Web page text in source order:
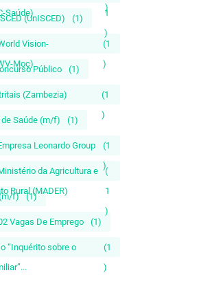
)
Saúde)
1
)
(UnISCED) (1)
Vision-
Moç)
(1
)
Público (1)
(Zambezia)
(1
)
Saúde (m/f) (1)
Leonardo Group
(1
)
da Agricultura e
Rural (MADER)
(
1
)
f) (1)
Vagas De Emprego (1)
“Inquérito sobre o
(1
)